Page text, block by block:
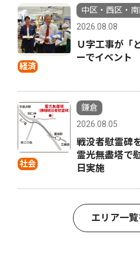
経済
中区・西区・
2026.08.08
Ｕ字工事が「
ーでイベント
社会
鎌倉
2026.08.05
戦没者慰霊碑
霊光無盡塔で
日実施
エリア一